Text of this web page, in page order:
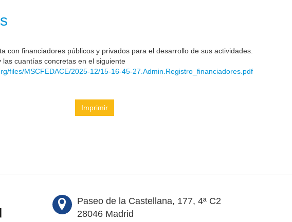
con financiadores públicos y privados para el desarrollo de sus actividades.
cuantías concretas en el siguiente
files/MSCFEDACE/2025-12/15-16-45-27.Admin.Registro_financiadores.pdf
Imprimir
Paseo de la Castellana, 177, 4ª C2
28046 Madrid